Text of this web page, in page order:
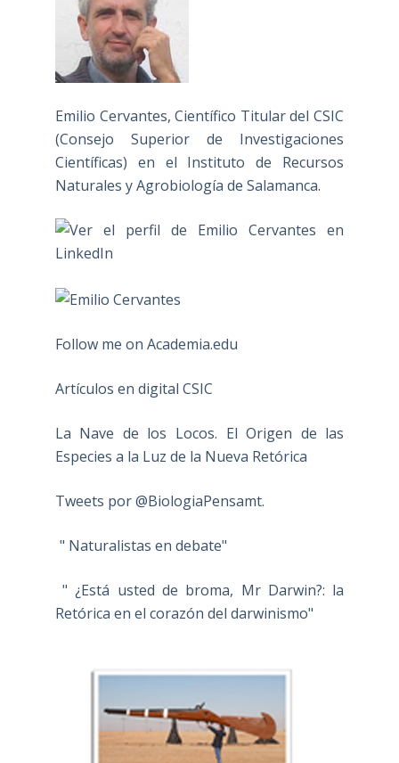
Emilio Cervantes, Científico Titular del CSIC
(Consejo Superior de Investigaciones
Científicas) en el Instituto de Recursos
Naturales y Agrobiología de Salamanca.
Follow me on Academia.edu
Artículos en digital CSIC
La Nave de los Locos. El Origen de las
Especies a la Luz de la Nueva Retórica
Tweets por @BiologiaPensamt.
" Naturalistas en debate"
" ¿Está usted de broma, Mr Darwin?: la
Retórica en el corazón del darwinismo"